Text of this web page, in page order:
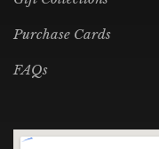
Purchase Cards
FAQs